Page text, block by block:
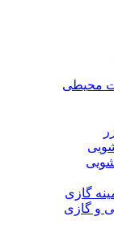
محیطی
گازی
و گازی